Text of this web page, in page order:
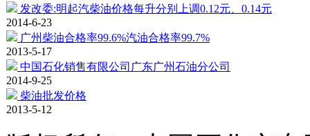
发改委:明起汽柴油价格每升分别上调0.12元、0.14元
2014-6-23
广州柴油合格率99.6%汽油合格率99.7%
2013-5-17
中国石化销售有限公司广东广州石油分公司
2014-9-25
柴油批发价格
2013-5-12